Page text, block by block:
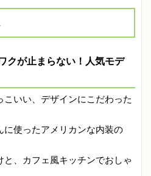
クが止まらない！人気モデ
こいい、デザインにこだわった
に使ったアメリカンな内装の
と、カフェ風キッチンでおしゃ